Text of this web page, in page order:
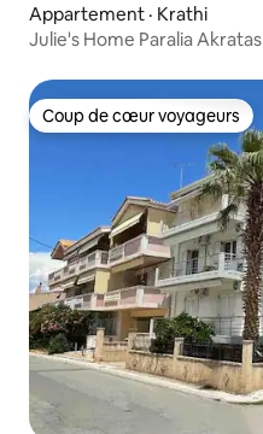
Appartement · Krathi
Julie's Home Paralia Akratas
Coup de cœur voyageurs
Coup de cœur voyageurs